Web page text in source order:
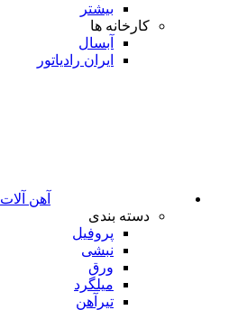
بیشتر
کارخانه ها
آبسال
ایران رادیاتور
آهن آلات
دسته بندی
پروفیل
نبشی
ورق
میلگرد
تیرآهن